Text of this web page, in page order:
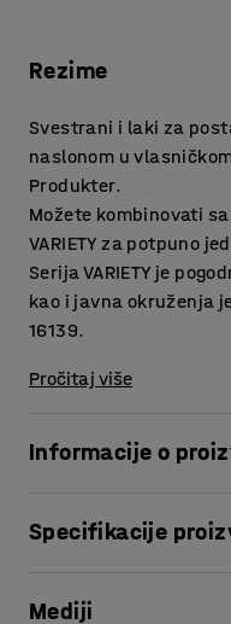
Rezime
Svestrani i laki za
naslonom u
Produkter.
Možete kombinovati
VARIETY za potpuno
Serija VARIETY je
kao i javna okruženja
16139.
Pročitaj više
Informacije o
kao što su saloni i
Specifikacije
Dubina sedišta
Mediji